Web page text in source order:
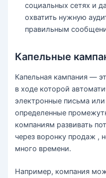
социальных сетях и
охватить нужную
правильным
Капельные
Капельная кампания —
в ходе которой
электронные письма
определенные
компаниям развивать
через воронку продаж ,
много времени.
Например, компания